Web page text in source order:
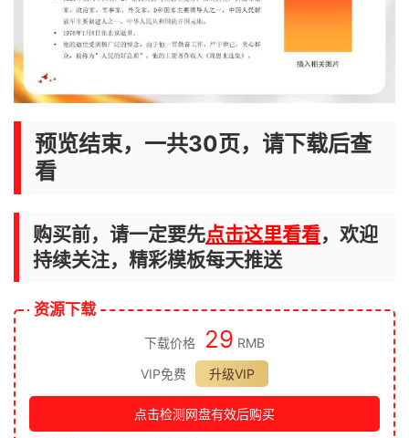
预览结束，一共30页，请下载后查
看
购买前，请一定要先点击这里看看，欢迎
持续关注，精彩模板每天推送
资源下载
下载价格 29 RMB
VIP免费
升级VIP
点击检测网盘有效后购买